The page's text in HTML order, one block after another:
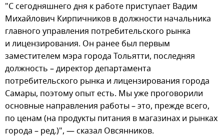
"С сегодняшнего дня к работе приступает Вадим
Михайлович Кирпичников в должности начальника
главного управления потребительского рынка
и лицензирования. Он ранее был первым
заместителем мэра города Тольятти, последняя
должность – директор департамента
потребительского рынка и лицензирования города
Самары, поэтому опыт есть. Мы уже проговорили
основные направления работы – это, прежде всего,
по ценам (на продукты питания в магазинах и рынках
города – ред.)", — сказал Овсянников.